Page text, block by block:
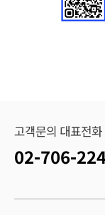
고객문의 대표전화
02-706-